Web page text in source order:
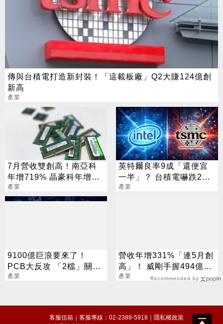
傳與台積電打造新封裝！「這載板廠」Q2大賺124億創
新高
產業
7月營收雙創高！南亞科
年增719% 晶豪科年增
491%
產業
英特爾良率9成「還便宜
一半」？ 台積電嚇跌2%
專家揭數字背後真相
產業
9100億巨浪要來了！
PCB大反攻 「2檔」關門
鎖漲停
產業
營收年增331%「連5月創
高」！ 威剛手握494億庫
存：明年會更缺
產業 Recommended by
客服信箱｜客服專線：02-2388-5918｜隱私權政策